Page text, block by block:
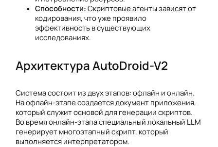
Способности:Скриптовые агенты зависят от
кодирования, что уже проявило
эффективность в существующих
исследованиях.
Архитектура AutoDroid-V2
Система состоит из двух этапов: офлайн и онлайн.
На офлайн-этапе создается документ приложения,
который служит основой для генерации скриптов.
Во время онлайн-этапа специальный локальный LLM
генерирует многоэтапный скрипт, который
выполняется интерпретатором.